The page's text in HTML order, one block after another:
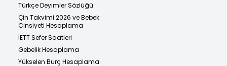
Türkçe Deyimler Sözlüğü
Çin Takvimi 2026 ve Bebek
Cinsiyeti Hesaplama
İETT Sefer Saatleri
Gebelik Hesaplama
Yükselen Burç Hesaplama